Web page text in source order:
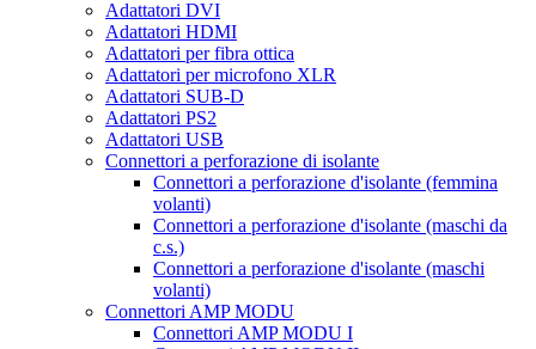
Adattatori DVI
Adattatori HDMI
Adattatori per fibra ottica
Adattatori per microfono XLR
Adattatori SUB-D
Adattatori PS2
Adattatori USB
Connettori a perforazione di isolante
Connettori a perforazione d'isolante (femmina
volanti)
Connettori a perforazione d'isolante (maschi da
c.s.)
Connettori a perforazione d'isolante (maschi
volanti)
Connettori AMP MODU
Connettori AMP MODU I